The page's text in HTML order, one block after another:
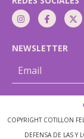
NEWSLETTER
COPYRIGHT COTILLON
DEFENSA DE LAS Y